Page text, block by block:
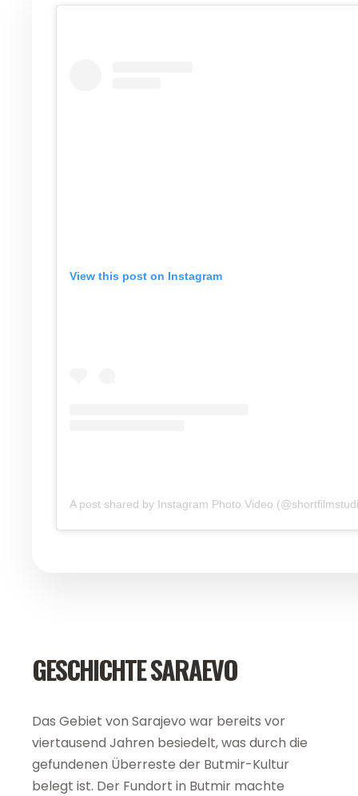
View this post on Instagram
A post shared by Instagram Photo Video
GESCHICHTE SARAEVO
Das Gebiet von Sarajevo war bereits vor
viertausend Jahren besiedelt, was durch die
gefundenen Überreste der Butmir-Kultur
belegt ist. Der Fundort in Butmir machte